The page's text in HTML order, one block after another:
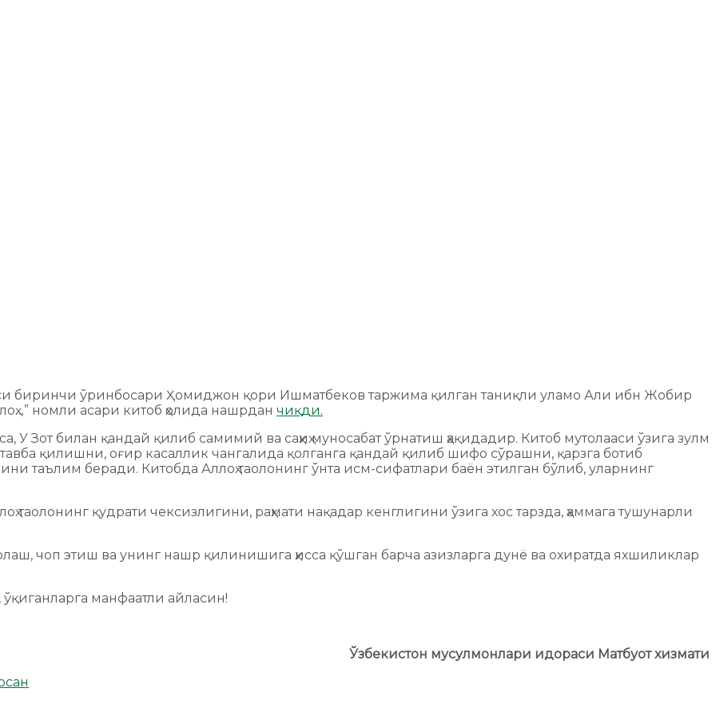
биринчи ўринбосари Ҳомиджон қори Ишматбеков таржима қилган таниқли уламо Али ибн Жобир
номли асари китоб ҳолида нашрдан чиқди.
У Зот билан қандай қилиб самимий ва саҳиҳ муносабат ўрнатиш ҳақидадир. Китоб мутолааси ўзига зулм
қилишни, оғир касаллик чангалида қолганга қандай қилиб шифо сўрашни, қарзга ботиб
таълим беради. Китобда Аллоҳ таолонинг ўнта исм-сифатлари баён этилган бўлиб, уларнинг
таолонинг қудрати чексизлигини, раҳмати нақадар кенглигини ўзига хос тарзда, ҳаммага тушунарли
чоп этиш ва унинг нашр қилинишига ҳисса қўшган барча азизларга дунё ва охиратда яхшиликлар
манфаатли айласин!
Ўзбекистон мусулмонлари идораси Матбуот хизмати